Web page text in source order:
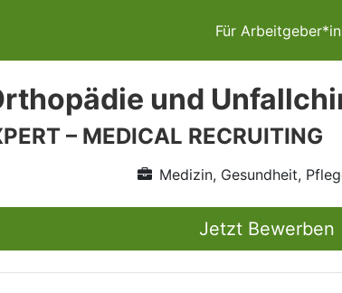
Für
und
– MEDICAL RECRUITING
Medizin, Gesundheit,
Jetzt Bewerben